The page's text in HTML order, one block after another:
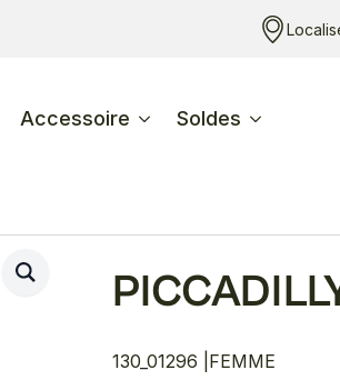
Accessoire Soldes
130_01296 | FEMME